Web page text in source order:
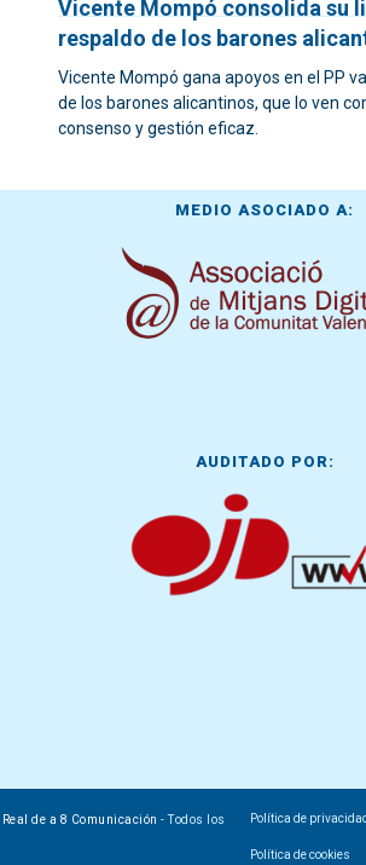
Vicente Mompó consolida su
respaldo de los barones
Vicente Mompó gana apoyos en el PP
de los barones alicantinos, que lo ven
consenso y gestión eficaz.
MEDIO ASOCIADO A:
AUDITADO POR:
Real de a 8 Comunicación - Todos los Política de privacidad
Política de cookies